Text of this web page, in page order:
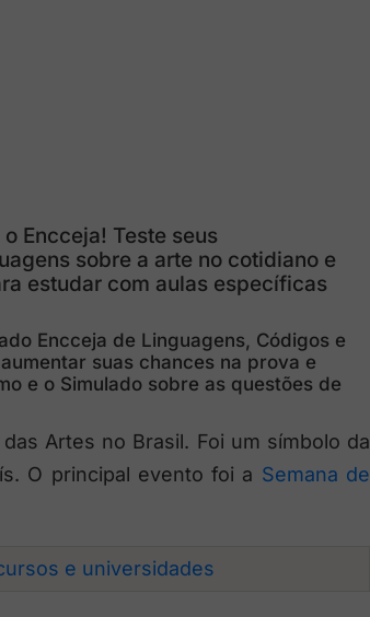
Encceja! Teste seus
sobre a arte no cotidiano e
estudar com aulas específicas
Encceja de Linguagens, Códigos e
suas chances na prova e
e o Simulado sobre as questões de
Artes no Brasil. Foi um símbolo da
O principal evento foi a Semana de
e universidades